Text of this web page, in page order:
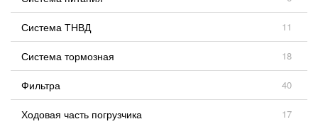
Система ТНВД 11
Система тормозная 18
Фильтра 40
Ходовая часть погрузчика 17